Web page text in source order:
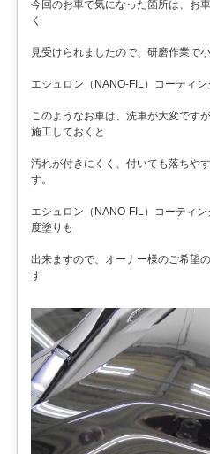
今回のお車で気になった箇所は、お
く
見受けられましたので、研磨作業で
エシュロン（NANO-FIL）コーティン
このようなお車は、洗車が大変です
施工しておくと
汚れが付きにくく、付いても落ちや
す。
エシュロン（NANO-FIL）コーティ
度塗りも
出来ますので、オーナー様のご希望
す